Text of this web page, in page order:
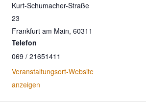
Kurt-Schumacher-Straße
23
Frankfurt am Main, 60311
Telefon
069 / 21651411
Veranstaltungsort-Website
anzeigen